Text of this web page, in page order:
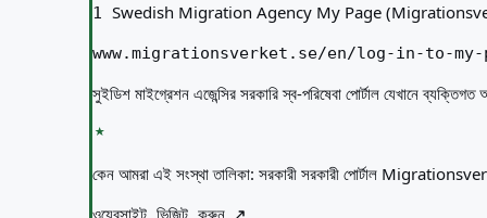
1 Swedish Migration Agency My Page
www.migrationsverket.se/en/log-in-to-my-
সুইডিশ মাইগ্রেশন এজেন্সির সরকারি স্ব-পরিষেবা পোর্টাল যেখানে
কেন আমরা এই সংস্থা তালিকা: সরকারী সরকারী পোর্টাল